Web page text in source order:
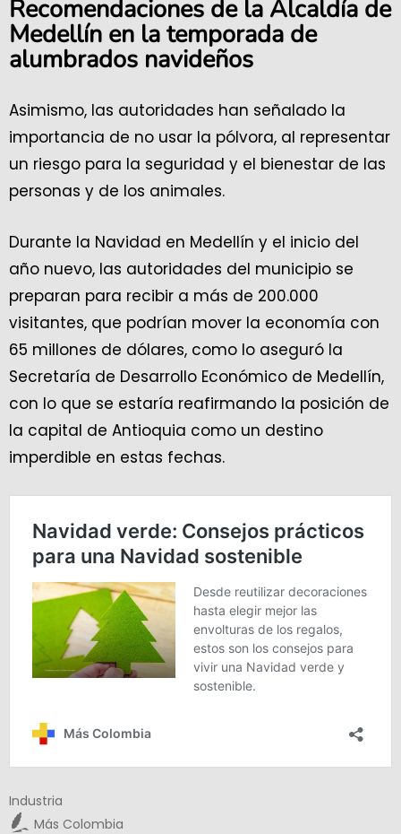
Recomendaciones de la Alcaldía de
Medellín en la temporada de
alumbrados navideños
Asimismo, las autoridades han señalado la
importancia de no usar la pólvora, al representar
un riesgo para la seguridad y el bienestar de las
personas y de los animales.
Durante la Navidad en Medellín y el inicio del
año nuevo, las autoridades del municipio se
preparan para recibir a más de 200.000
visitantes, que podrían mover la economía con
65 millones de dólares, como lo aseguró la
Secretaría de Desarrollo Económico de Medellín,
con lo que se estaría reafirmando la posición de
la capital de Antioquia como un destino
imperdible en estas fechas.
Industria
Más Colombia